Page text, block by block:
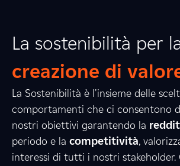
La sostenibilità per
creazione di
La Sostenibilità è l'insieme delle
comportamenti che ci consentono
nostri obiettivi garantendo la
periodo e la competitività,
interessi di tutti i nostri stakeholder.